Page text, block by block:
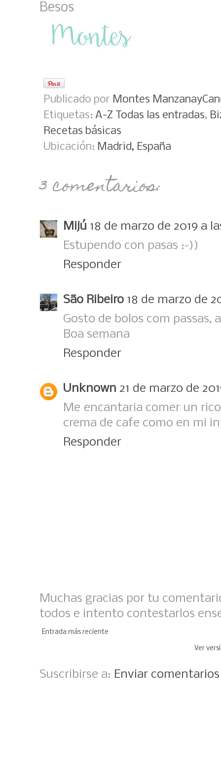
Besos
Publicado por Montes
Etiquetas: A-Z Todas las entradas,
Recetas básicas
Ubicación: Madrid, España
3 comentarios:
Mijú 18 de marzo de 2019 a
Estupendo con pasas :-))
Responder
São Ribeiro 18 de marzo de
Gosto de bolos com passas,
Boa semana
Responder
Unknown 21 de marzo de
Me encantaria comer un
crema de cafe como en mi
Responder
Muchas gracias por tu
todos e intento contestarlos
Entrada más reciente
Ver
Suscribirse a: Enviar